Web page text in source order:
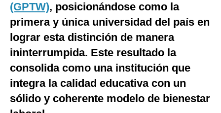
España
Internacional
Tecnología
Club del Suscriptor
Mix
G de Gestión
(GPTW), posicionándose como la
primera y única universidad del país en
lograr esta distinción de manera
ininterrumpida. Este resultado la
consolida como una institución que
integra la calidad educativa con un
sólido y coherente modelo de bienestar